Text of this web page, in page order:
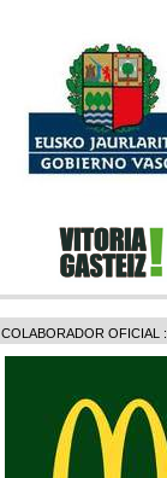
COLABORADOR OFICIAL :